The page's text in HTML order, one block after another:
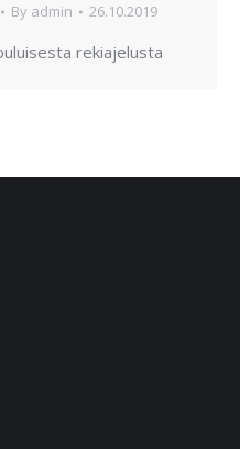
By admin 26.10.2019
rekiajelusta